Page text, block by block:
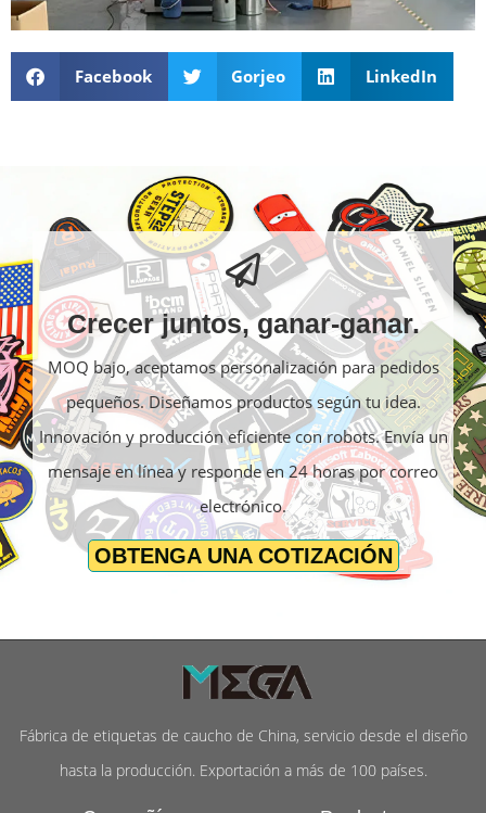
Facebook Gorjeo LinkedIn
Crecer juntos, ganar-ganar.
MOQ bajo, aceptamos personalización para pedidos
pequeños. Diseñamos productos según tu idea.
Innovación y producción eficiente con robots. Envía un
mensaje en línea y responde en 24 horas por correo
electrónico.
OBTENGA UNA COTIZACIÓN
Fábrica de etiquetas de caucho de China, servicio desde el diseño
hasta la producción. Exportación a más de 100 países.